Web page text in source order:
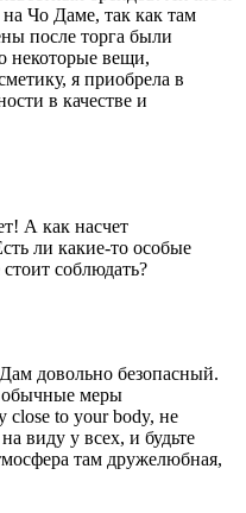
Чо Даме, так как там
после торга были
некоторые вещи,
я приобрела в
в качестве и
А как насчет
ли какие-то особые
соблюдать?
довольно безопасный.
обычные меры
close to your body, не
виду у всех, и будьте
там дружелюбная,